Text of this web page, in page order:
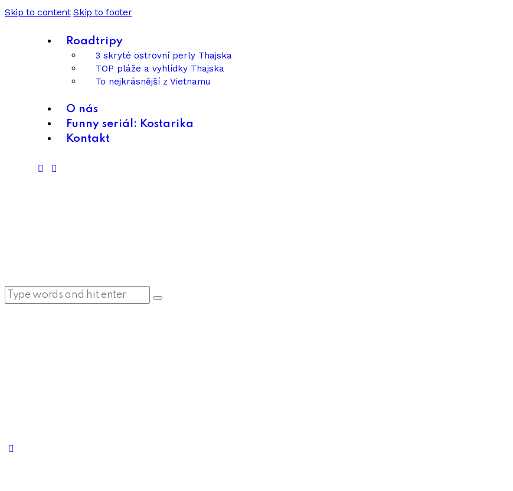
Skip to content Skip to footer
Roadtripy
3 skryté ostrovní perly Thajska
TOP pláže a vyhlídky Thajska
To nejkrásnější z Vietnamu
O nás
Funny seriál: Kostarika
Kontakt